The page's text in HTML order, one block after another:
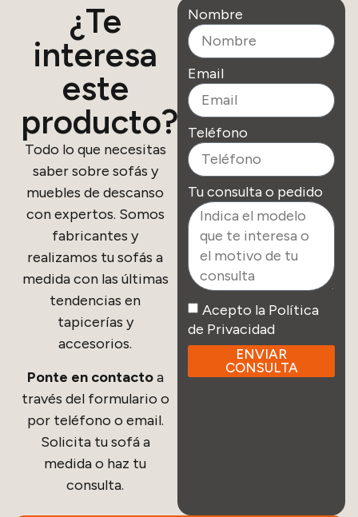
Nombre
Email
Teléfono
Tu consulta o pedido
Acepto la Política
de Privacidad
ENVIAR
CONSULTA
¿Te
interesa
este
producto?
Todo lo que necesitas
saber sobre sofás y
muebles de descanso
con expertos. Somos
fabricantes y
realizamos tu sofás a
medida con las últimas
tendencias en
tapicerías y
accesorios.
Ponte en contactoa
través del formulario o
por teléfono o email.
Solicita tu sofá a
medida o haz tu
consulta.